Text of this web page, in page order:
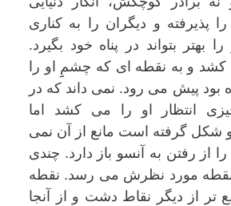
و دیگران را به کناری
بتواند در پناه خود بگیرد.
و به نقطه ای که چشمِِ او را
پیش می رود. نمی داند که در
انتظار او را می کشد اما
گرفته است مانع از آن نمی
رفتن به آنسو باز دارد. چندی
مورد نظرش می رسد. نقطه
از دیگر نقاط دشت و از آنجا